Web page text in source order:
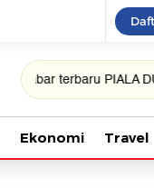
PIALA DUNIA 2026
Ekonomi Travel